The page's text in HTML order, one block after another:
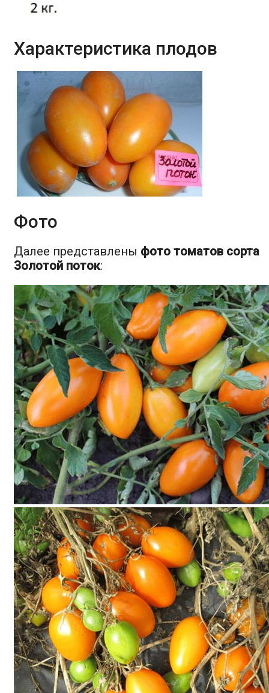
Характеристика плодов
Фото
Далее представлены фото томатов сорта
Золотой поток: